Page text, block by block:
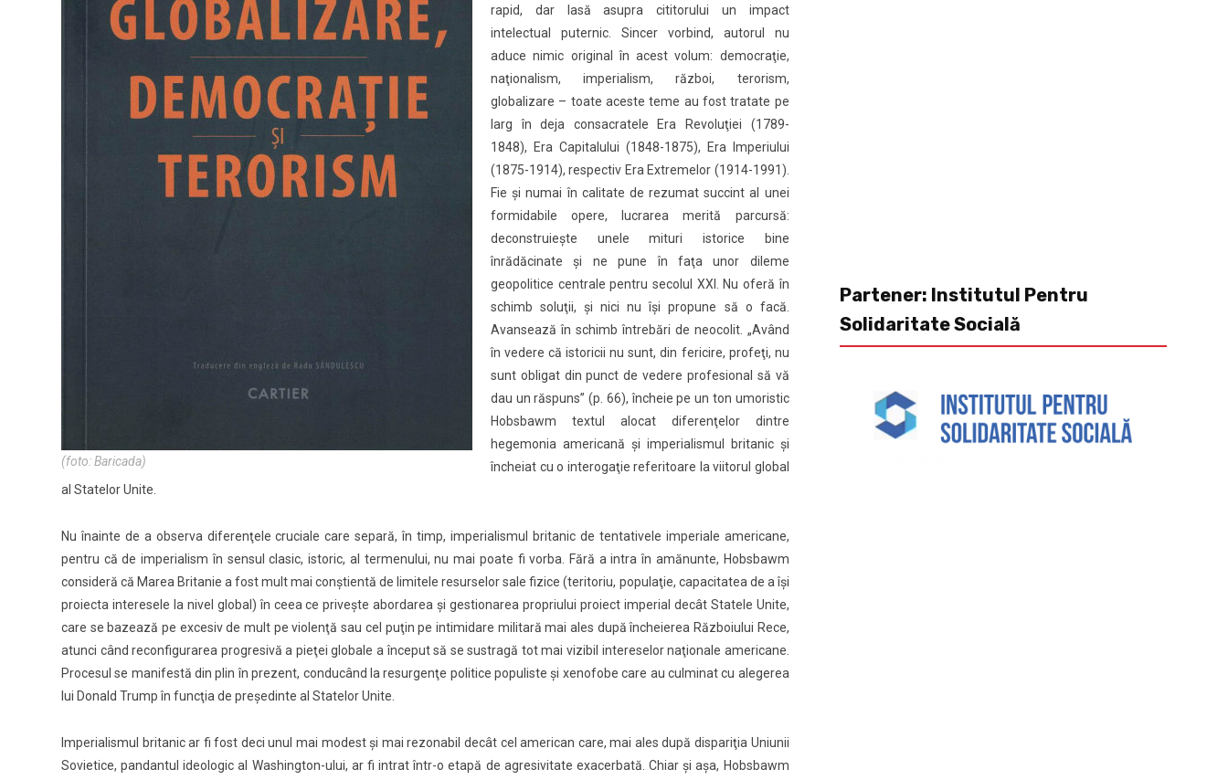
(foto: Baricada)
rapid, dar lasă asupra cititorului un impact
intelectual puternic. Sincer vorbind, autorul nu
aduce nimic original în acest volum: democraţie,
naţionalism, imperialism, război, terorism,
globalizare – toate aceste teme au fost tratate pe
larg în deja consacratele Era Revoluţiei (1789-
1848), Era Capitalului (1848-1875), Era Imperiului
(1875-1914), respectiv Era Extremelor (1914-1991).
Fie şi numai în calitate de rezumat succint al unei
formidabile opere, lucrarea merită parcursă:
deconstruieşte unele mituri istorice bine
înrădăcinate şi ne pune în faţa unor dileme
geopolitice centrale pentru secolul XXI. Nu oferă în
schimb soluţii, şi nici nu îşi propune să o facă.
Avansează în schimb întrebări de neocolit. „Având
în vedere că istoricii nu sunt, din fericire, profeţi, nu
sunt obligat din punct de vedere profesional să vă
dau un răspuns” (p. 66), încheie pe un ton umoristic
Hobsbawm textul alocat diferenţelor dintre
hegemonia americană şi imperialismul britanic şi
încheiat cu o interogaţie referitoare la viitorul global
al Statelor Unite.
Nu înainte de a observa diferenţele cruciale care separă, în timp, imperialismul britanic de tentativele imperiale americane,
pentru că de imperialism în sensul clasic, istoric, al termenului, nu mai poate fi vorba. Fără a intra în amănunte, Hobsbawm
consideră că Marea Britanie a fost mult mai conştientă de limitele resurselor sale fizice (teritoriu, populaţie, capacitatea de a îşi
proiecta interesele la nivel global) în ceea ce priveşte abordarea şi gestionarea propriului proiect imperial decât Statele Unite,
care se bazează pe excesiv de mult pe violenţă sau cel puţin pe intimidare militară mai ales după încheierea Războiului Rece,
atunci când reconfigurarea progresivă a pieţei globale a început să se sustragă tot mai vizibil intereselor naţionale americane.
Procesul se manifestă din plin în prezent, conducând la resurgenţe politice populiste şi xenofobe care au culminat cu alegerea
lui Donald Trump în funcţia de preşedinte al Statelor Unite.
Imperialismul britanic ar fi fost deci unul mai modest şi mai rezonabil decât cel american care, mai ales după dispariţia Uniunii
Sovietice, pandantul ideologic al Washington-ului, ar fi intrat într-o etapă de agresivitate exacerbată. Chiar şi aşa, Hobsbawm
Partener: Institutul Pentru
Solidaritate Socială